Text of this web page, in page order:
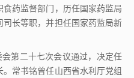
药监督部门，历任国家药监局
长等职，并担任国家药监局新
第二十七次会议通过，决定任
常书铭曾任山西省水利厅党组